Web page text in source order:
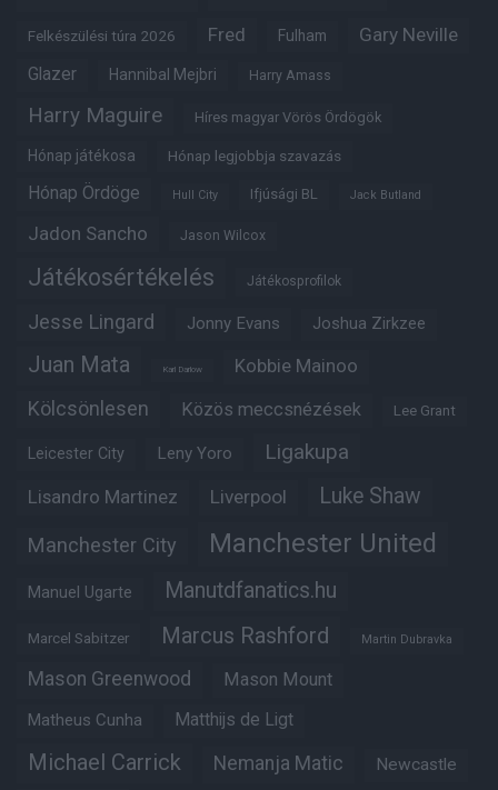
Felkészülési túra 2026 Fred Fulham Gary Neville
Glazer Hannibal Mejbri Harry Amass
Harry Maguire Híres magyar Vörös Ördögök
Hónap játékosa Hónap legjobbja szavazás
Hónap Ördöge Hull City Ifjúsági BL Jack Butland
Jadon Sancho Jason Wilcox
Játékosértékelés Játékosprofilok
Jesse Lingard Jonny Evans Joshua Zirkzee
Juan Mata Karl Darlow Kobbie Mainoo
Kölcsönlesen Közös meccsnézések Lee Grant
Leicester City Leny Yoro Ligakupa
Lisandro Martinez Liverpool Luke Shaw
Manchester City Manchester United
Manuel Ugarte Manutdfanatics.hu
Marcel Sabitzer Marcus Rashford Martin Dubravka
Mason Greenwood Mason Mount
Matheus Cunha Matthijs de Ligt
Michael Carrick Nemanja Matic Newcastle